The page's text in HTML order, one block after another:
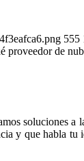
555
proveedor de
soluciones a
y que habla